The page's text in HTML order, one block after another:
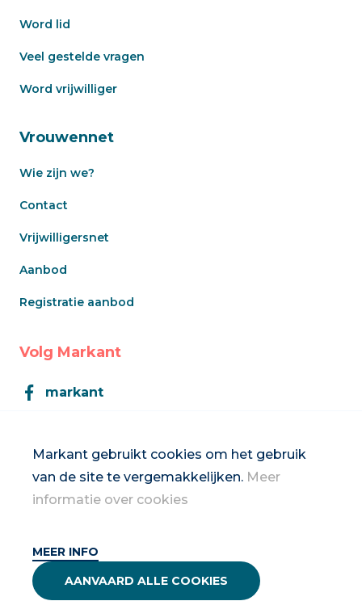
Markant gebruikt cookies om het gebruik
van de site te vergemakkelijken. Meer
informatie over cookies
MEER INFO
AANVAARD ALLE COOKIES
Word lid
Veel gestelde vragen
Word vrijwilliger
Vrouwennet
Wie zijn we?
Contact
Vrijwilligersnet
Aanbod
Registratie aanbod
Volg Markant
markant
Inschrijven op de nieuwsbrief
2026 Vrouwennet vzw
Privacybeleid & disclaimer